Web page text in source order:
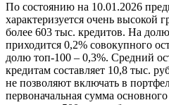
По состоянию на 10.01.2026
характеризуется очень высокой
более 603 тыс. кредитов. На
приходится 0,2% совокупного
долю топ-100 – 0,3%. Средний
кредитам составляет 10,8 тыс.
не позволяют включать в
первоначальная сумма